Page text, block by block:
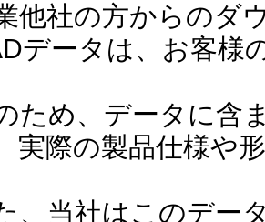
他社の方からのダ
データは、お客様
め、データに含
実際の製品仕様や
当社はこのデー